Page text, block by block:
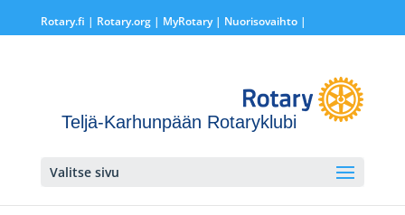
Rotary.fi | Rotary.org| MyRotary | Nuorisovaihto|
Teljä-Karhunpään Rotaryklubi
Valitse sivu